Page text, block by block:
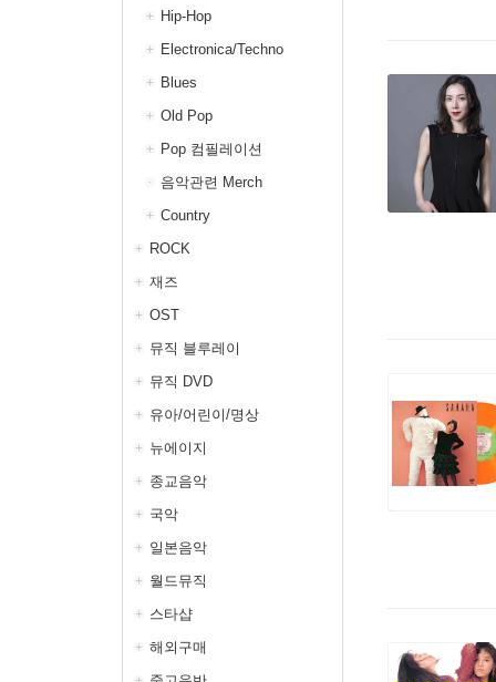
Hip-Hop
Electronica/Techno
Blues
Old Pop
Pop 컴필레이션
음악관련 Merch
Country
ROCK
재즈
OST
뮤직 블루레이
뮤직 DVD
유아/어린이/명상
뉴에이지
종교음악
국악
일본음악
월드뮤직
스타샵
해외구매